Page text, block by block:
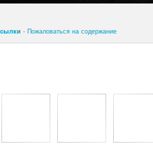
- Пожаловаться на содержание